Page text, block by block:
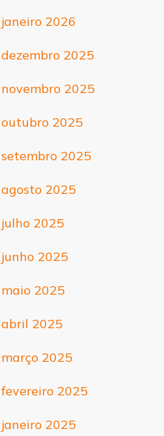
janeiro 2026
dezembro 2025
novembro 2025
outubro 2025
setembro 2025
agosto 2025
julho 2025
junho 2025
maio 2025
abril 2025
março 2025
fevereiro 2025
janeiro 2025